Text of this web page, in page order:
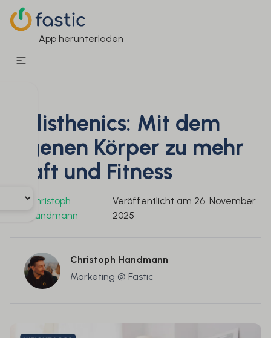
App herunterladen
Calisthenics: Mit dem
eigenen Körper zu mehr
Kraft und Fitness
Christoph
Handmann
Veröffentlicht am 26. November
2025
Christoph Handmann
Marketing @ Fastic